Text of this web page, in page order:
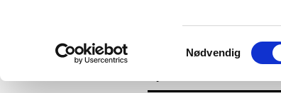
Samtykkevalg
Nødvendig